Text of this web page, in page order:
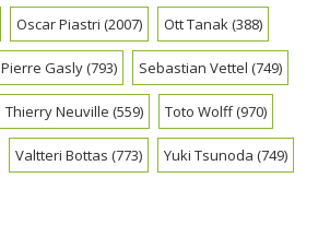
Oscar Piastri (2007) Ott Tanak(388)
Pierre Gasly(793) Sebastian Vettel (749)
Thierry Neuville (559) Toto Wolff(970)
Valtteri Bottas (773) Yuki Tsunoda (749)